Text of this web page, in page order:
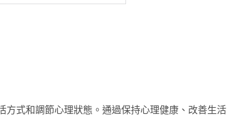
式和調節心理狀態。通過保持心理健康、改善生活